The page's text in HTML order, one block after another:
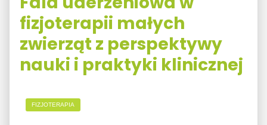
fizjoterapii małych
zwierząt z perspektywy
nauki i praktyki klinicznej
FIZJOTERAPIA